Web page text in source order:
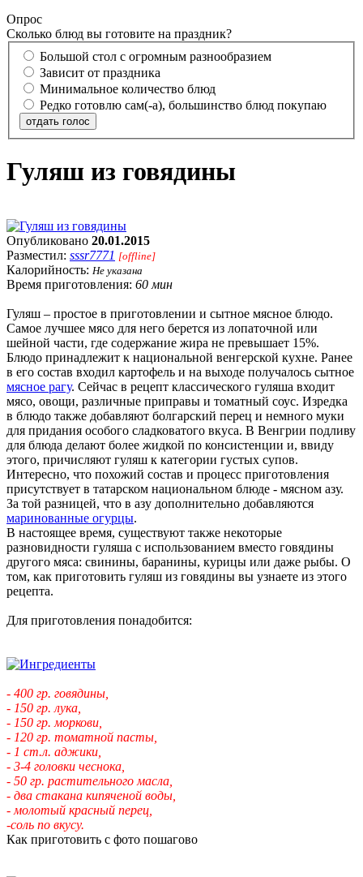
Опрос
Сколько блюд вы готовите на праздник?
Большой стол с огромным разнообразием
Зависит от праздника
Минимальное количество блюд
Редко готовлю сам(-а), большинство блюд покупаю
отдать голос
Гуляш из говядины
Опубликовано 20.01.2015
Разместил: sssr7771 [offline]
Калорийность: Не указана
Время приготовления: 60 мин
Гуляш – простое в приготовлении и сытное мясное блюдо.
Самое лучшее мясо для него берется из лопаточной или
шейной части, где содержание жира не превышает 15%.
Блюдо принадлежит к национальной венгерской кухне. Ранее
в его состав входил картофель и на выходе получалось сытное
мясное рагу. Сейчас в рецепт классического гуляша входит
мясо, овощи, различные приправы и томатный соус. Изредка
в блюдо также добавляют болгарский перец и немного муки
для придания особого сладковатого вкуса. В Венгрии подливу
для блюда делают более жидкой по консистенции и, ввиду
этого, причисляют гуляш к категории густых супов.
Интересно, что похожий состав и процесс приготовления
присутствует в татарском национальном блюде - мясном азу.
За той разницей, что в азу дополнительно добавляются
маринованные огурцы.
В настоящее время, существуют также некоторые
разновидности гуляша с использованием вместо говядины
другого мяса: свинины, баранины, курицы или даже рыбы. О
том, как приготовить гуляш из говядины вы узнаете из этого
рецепта.
Для приготовления понадобится:
- 400 гр. говядины,
- 150 гр. лука,
- 150 гр. моркови,
- 120 гр. томатной пасты,
- 1 ст.л. аджики,
- 3-4 головки чеснока,
- 50 гр. растительного масла,
- два стакана кипяченой воды,
- молотый красный перец,
-соль по вкусу.
Как приготовить с фото пошагово